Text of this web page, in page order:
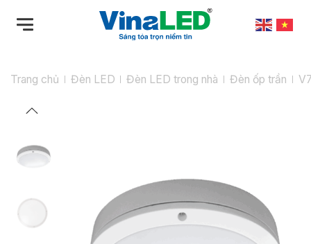
qua
dungTrang chủ Đèn LED Đèn LED trong nhà Đèn ốp trần